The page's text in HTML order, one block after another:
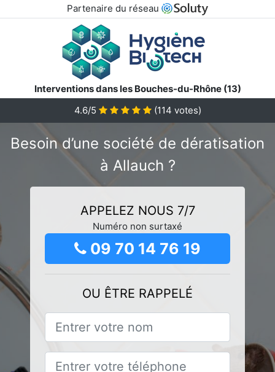
Partenaire du réseau
Interventions dans les Bouches-du-Rhône (13)
4.6/5
(114 votes)
Besoin d’une société de dératisation
à Allauch ?
APPELEZ NOUS 7/7
Numéro non surtaxé
09 70 14 76 19
OU ÊTRE RAPPELÉ